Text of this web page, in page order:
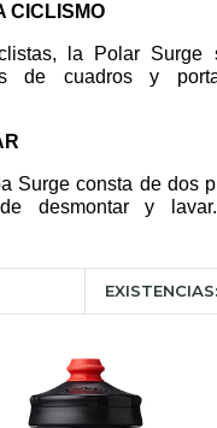
CICLISMO
la Polar Surge
de cuadros y
Surge consta de dos
desmontar y